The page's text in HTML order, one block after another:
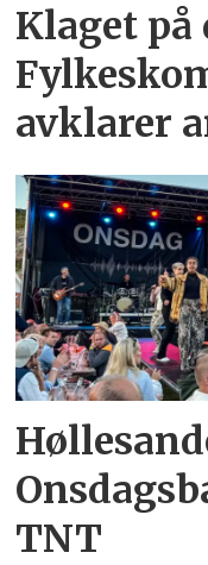
Klaget
avklarer
TNT